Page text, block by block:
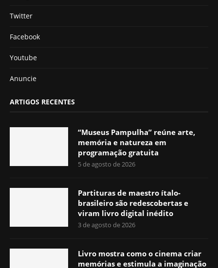
Twitter
Facebook
Youtube
Anuncie
ARTIGOS RECENTES
“Museus Pampulha” reúne arte,
memória e natureza em
programação gratuita
5 de agosto de 2026
Partituras de maestro ítalo-
brasileiro são redescobertas e
viram livro digital inédito
3 de agosto de 2026
Livro mostra como o cinema criar
memórias e estimula a imaginação